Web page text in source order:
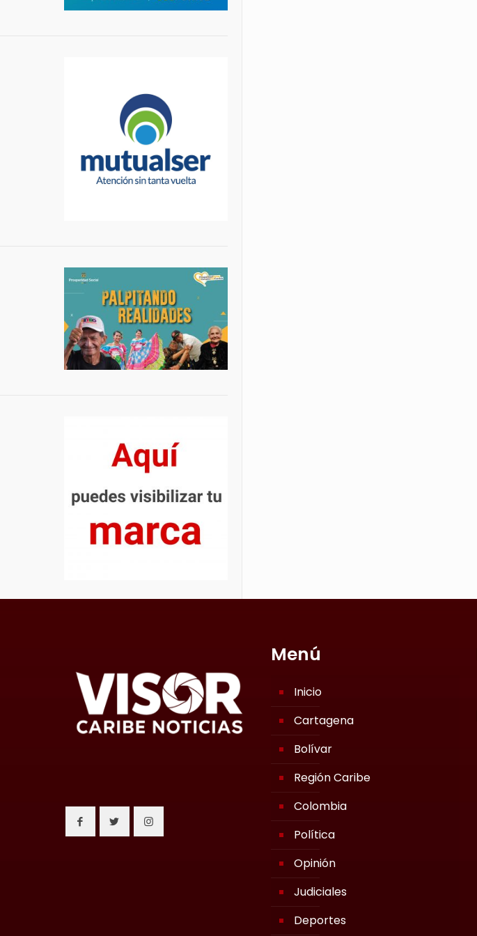
Menú
Inicio
Cartagena
Bolívar
Región Caribe
Colombia
Política
Opinión
Judiciales
Deportes